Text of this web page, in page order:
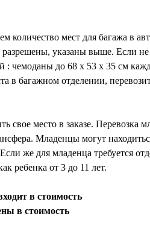
количество мест для багажа в
разрешены, указаны выше. Если не
: чемоданы до 68 x 53 x 35 см
в багажном отделении,
свое место в заказе. Перевозка
Младенцы могут
же для младенца требуется
ребенка от 3 до 11 лет.
в стоимость
в стоимость